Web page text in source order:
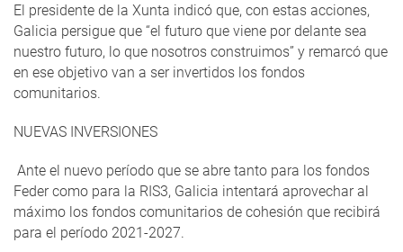
El presidente de la Xunta indicó que, con estas acciones,
Galicia persigue que “el futuro que viene por delante sea
nuestro futuro, lo que nosotros construimos” y remarcó que
en ese objetivo van a ser invertidos los fondos
comunitarios.
NUEVAS INVERSIONES
Ante el nuevo período que se abre tanto para los fondos
Feder como para la RIS3, Galicia intentará aprovechar al
máximo los fondos comunitarios de cohesión que recibirá
para el período 2021-2027.